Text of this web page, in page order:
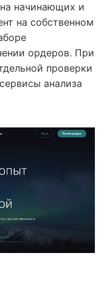
начинающих и
на собственном
ордеров. При
проверки
анализа